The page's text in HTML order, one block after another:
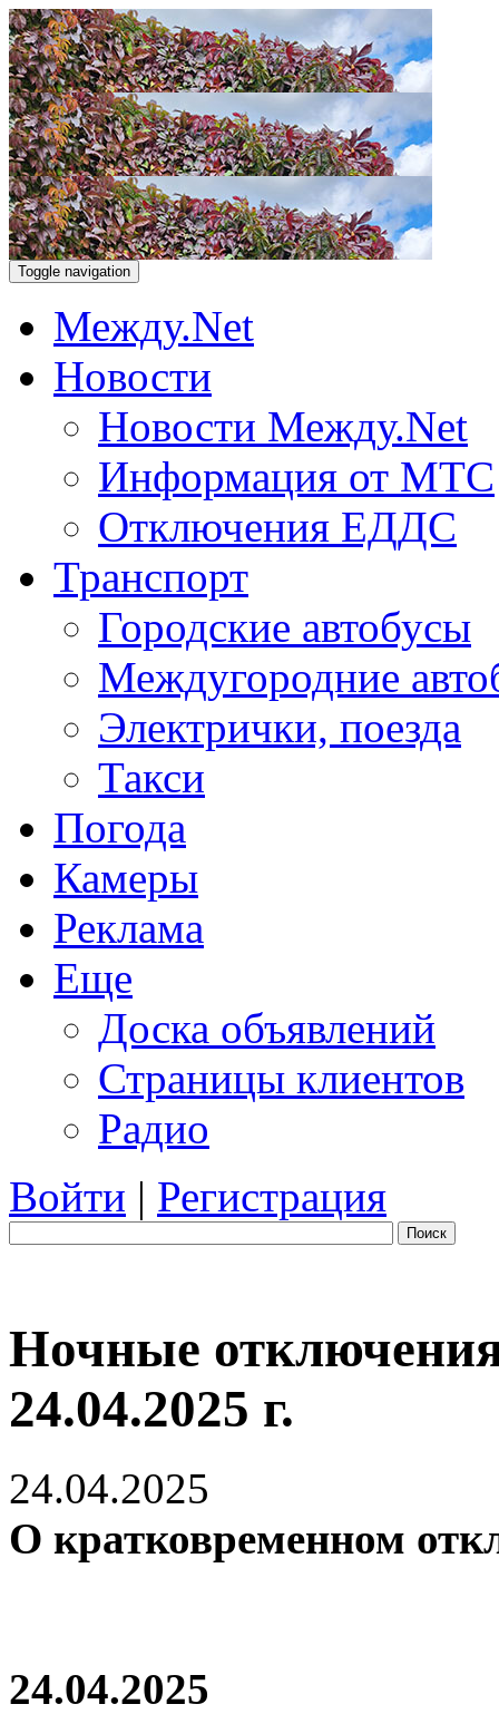
Toggle navigation
Между.Net
Новости
Новости Между.Net
Информация от МТС
Отключения ЕДДС
Транспорт
Городские автобусы
Междугородние
Электрички, поезда
Такси
Погода
Камеры
Реклама
Еще
Доска объявлений
Страницы клиентов
Радио
Войти | Регистрация
Поиск
Ночные
24.04.2025 г.
24.04.2025
О кратковременном
24.04.2025